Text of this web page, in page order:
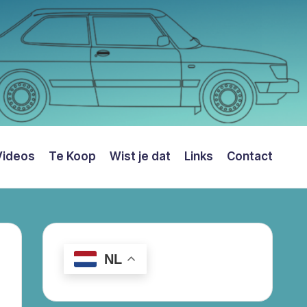
Te Koop Wist je dat Links Contact
NL